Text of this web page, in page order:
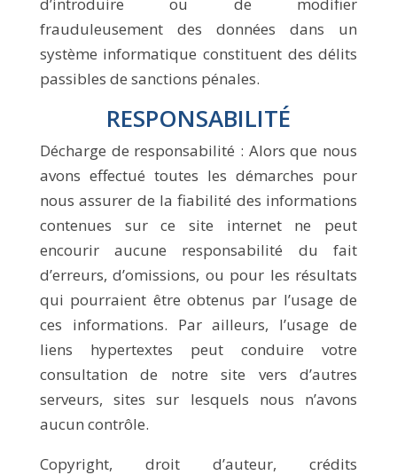
frauduleusement des données dans un
système informatique constituent des délits
passibles de sanctions pénales.
RESPONSABILITÉ
Décharge de responsabilité : Alors que nous
avons effectué toutes les démarches pour
nous assurer de la fiabilité des informations
contenues sur ce site internet ne peut
encourir aucune responsabilité du fait
d’erreurs, d’omissions, ou pour les résultats
qui pourraient être obtenus par l’usage de
ces informations. Par ailleurs, l’usage de
liens hypertextes peut conduire votre
consultation de notre site vers d’autres
serveurs, sites sur lesquels nous n’avons
aucun contrôle.
Copyright, droit d’auteur, crédits